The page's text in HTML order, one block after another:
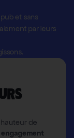
et sans
par leurs
hauteur de
engagement